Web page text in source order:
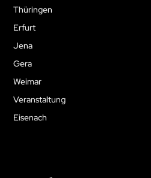
Thüringen
Erfurt
Jena
Gera
Weimar
Veranstaltung
Eisenach